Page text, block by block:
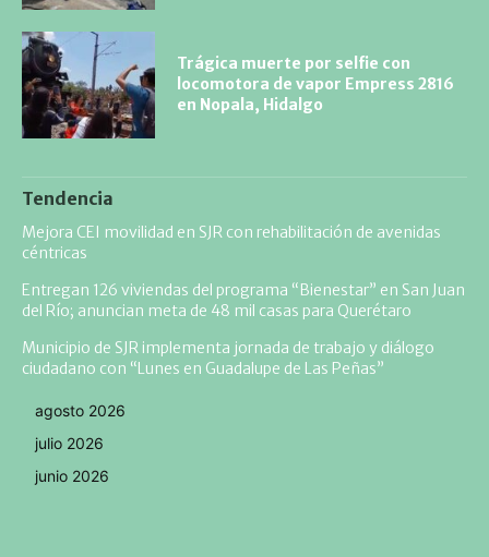
Trágica muerte por selfie con
locomotora de vapor Empress 2816
en Nopala, Hidalgo
Tendencia
Mejora CEI movilidad en SJR con rehabilitación de avenidas
céntricas
Entregan 126 viviendas del programa “Bienestar” en San Juan
del Río; anuncian meta de 48 mil casas para Querétaro
Municipio de SJR implementa jornada de trabajo y diálogo
ciudadano con “Lunes en Guadalupe de Las Peñas”
agosto 2026
julio 2026
junio 2026